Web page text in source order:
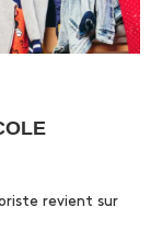
revient sur